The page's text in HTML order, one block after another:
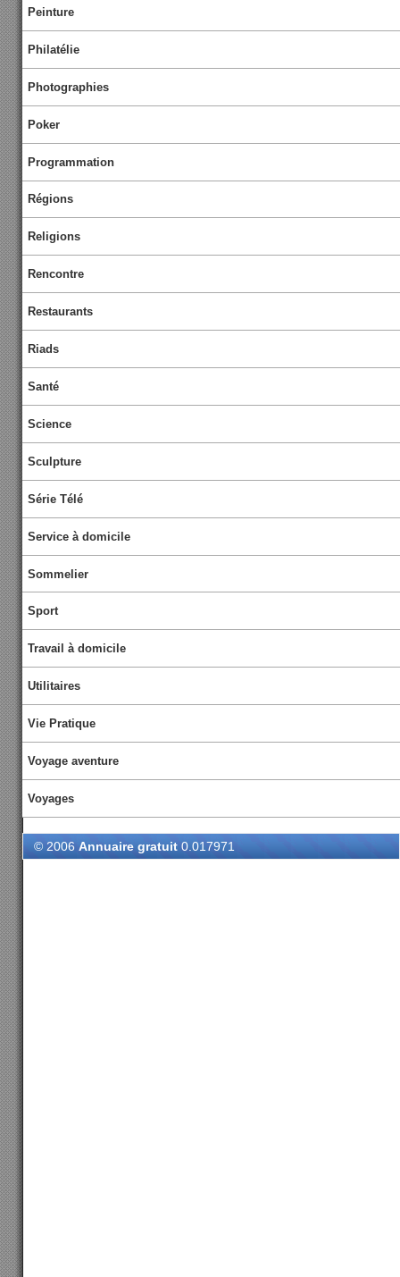
Peinture
Philatélie
Photographies
Poker
Programmation
Régions
Religions
Rencontre
Restaurants
Riads
Santé
Science
Sculpture
Série Télé
Service à domicile
Sommelier
Sport
Travail à domicile
Utilitaires
Vie Pratique
Voyage aventure
Voyages
© 2006 Annuaire gratuit 0.017971